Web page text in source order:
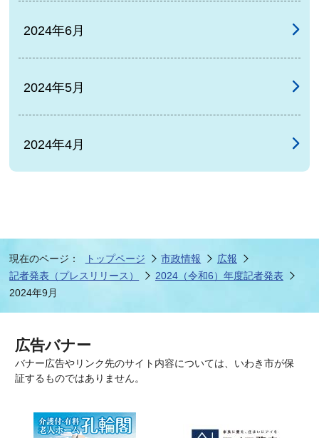
2024年6月
2024年5月
2024年4月
現在のページ： トップページ 市政情報
広報
記者発表（プレスリリース）
2024（令和6）年度記者発表
2024年9月
広告バナー
バナー広告やリンク先のサイト内容については、いわき市が保
証するものではありません。